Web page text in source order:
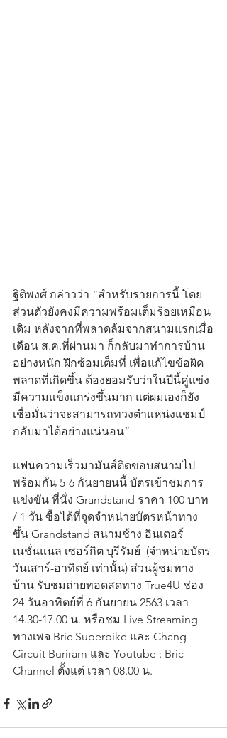
ฐิติพงศ์ กล่าวว่า “สำหรับรายการนี้ โดย
ส่วนตัวยังคงมีความพร้อมเต็มร้อยเหมือน
เดิม หลังจากที่พลาดล้มจากสนามแรกเมื่อ
เดือน ส.ค.ที่ผ่านมา ก็กลับมาทำการบ้าน
อย่างหนัก ฝึกซ้อมเต็มที่ เพื่อแก้ไขข้อผิด
พลาดที่เกิดขึ้น ต้องยอมรับว่าในปีนี้คู่แข่ง
มีความแข็งแกร่งขึ้นมาก แต่ผมเองก็ยัง
เชื่อมั่นว่าจะสามารถทวงตำแหน่งแชมป์
กลับมาได้อย่างแน่นอน”
แฟนความเร็วมามันส์ติดขอบสนามไป
พร้อมกัน 5-6 กันยายนนี้ บัตรเข้าชมการ
แข่งขัน ที่นั่ง Grandstand ราคา 100 บาท
/ 1 วัน ซื้อได้ที่จุดจำหน่ายบัตรหน้าทาง
ขึ้น Grandstand สนามช้าง อินเตอร์
เนชั่นแนล เซอร์กิต บุรีรัมย์  (จำหน่ายบัตร
วันเสาร์-อาทิตย์ เท่านั้น) ส่วนผู้ชมทาง
บ้าน รับชมถ่ายทอดสดทาง True4U ช่อง
24 วันอาทิตย์ที่ 6 กันยายน 2563 เวลา
14.30-17.00 น. หรือชม Live Streaming
ทางเพจ Bric Superbike และ Chang
Circuit Buriram และ Youtube : Bric
Channel ตั้งแต่ เวลา 08.00 น.